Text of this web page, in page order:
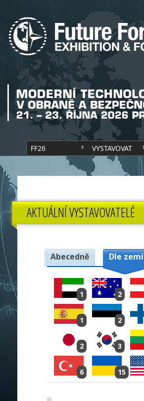
FF26 VYSTAVOVAT
AKTUÁLNÍ VYSTAVOVATELÉ
Abecedně Dle zemí
1 2
1 2
2 3
6 15